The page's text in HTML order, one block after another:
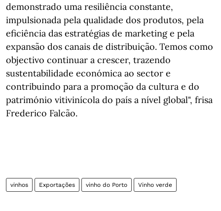
demonstrado uma resiliência constante,
impulsionada pela qualidade dos produtos, pela
eficiência das estratégias de marketing e pela
expansão dos canais de distribuição. Temos como
objectivo continuar a crescer, trazendo
sustentabilidade económica ao sector e
contribuindo para a promoção da cultura e do
património vitivinícola do país a nível global", frisa
Frederico Falcão.
vinhos Exportações vinho do Porto Vinho verde